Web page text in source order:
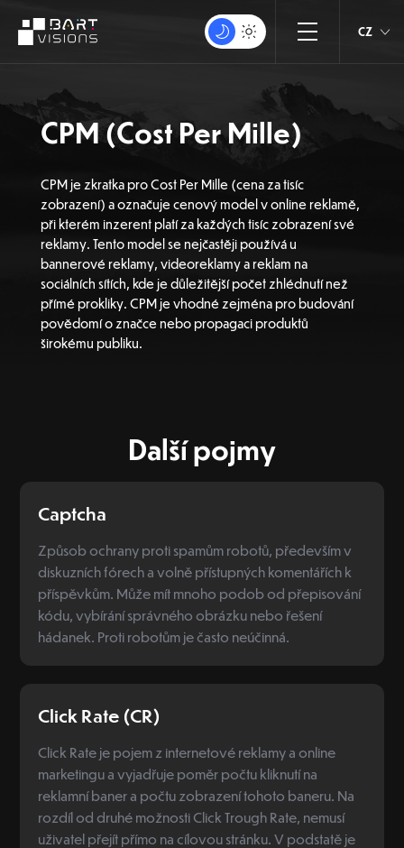
CZ
CPM (Cost Per Mille)
CPM je zkratka pro Cost Per Mille (cena za tisíc
zobrazení) a označuje cenový model v online reklamě,
při kterém inzerent platí za každých tisíc zobrazení své
reklamy. Tento model se nejčastěji používá u
bannerové reklamy, videoreklamy a reklam na
sociálních sítích, kde je důležitější počet zhlédnutí než
přímé prokliky. CPM je vhodné zejména pro budování
povědomí o značce nebo propagaci produktů
širokému publiku.
Další pojmy
Captcha
Způsob ochrany proti spamům robotů, především v
diskuzních fórech a volně přístupných komentářích k
příspěvkům. Může mít mnoho podob od přepisování
kódu, vybírání správného obrázku nebo řešení
hádanek. Proti robotům je často neúčinná.
Click Rate (CR)
Click Rate je pojem z internetové reklamy a online
marketingu a vyjadřuje poměr počtu kliknutí na
reklamní baner a počtu zobrazení tohoto baneru. Na
rozdíl od druhé možnosti Click Trough Rate, nemusí
uživatel přejít přímo na cílovou stránku. V podstatě je